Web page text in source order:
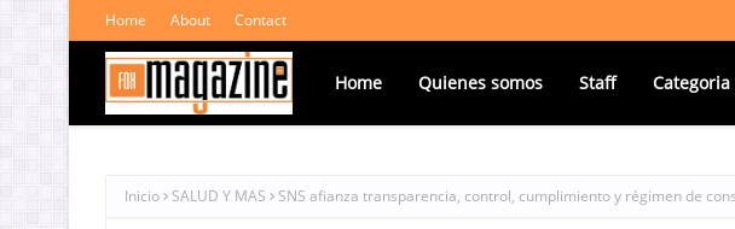
Home About Contact
Home Quienes somos Staff Categoria
Inicio SALUD Y MAS SNS afianza transparencia, control, cumplimiento y régimen de